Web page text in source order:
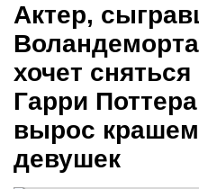
Актер,
хочет
Гарри
вырос
девушек